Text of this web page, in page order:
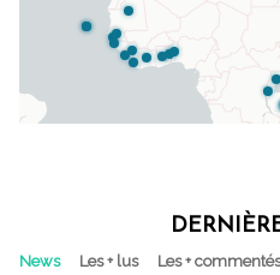
News Les + lus Les + commentés